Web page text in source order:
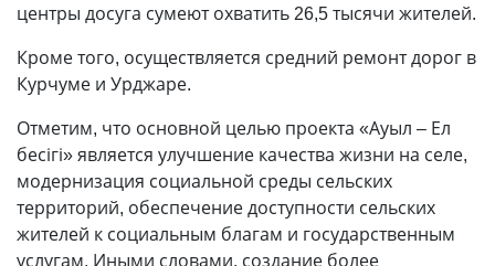
центры досуга сумеют охватить 26,5 тысячи жителей.
Кроме того, осуществляется средний ремонт дорог в
Курчуме и Урджаре.
Отметим, что основной целью проекта «Ауыл – Ел
бесігі» является улучшение качества жизни на селе,
модернизация социальной среды сельских
территорий, обеспечение доступности сельских
жителей к социальным благам и государственным
услугам. Иными словами, создание более